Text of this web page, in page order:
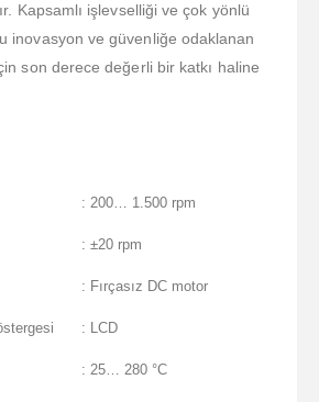
Kapsamlı işlevselliği ve çok yönlü
inovasyon ve güvenliğe odaklanan
son derece değerli bir katkı haline
: 200… 1.500 rpm
: ±20 rpm
: Fırçasız DC motor
: LCD
: 25… 280 °C